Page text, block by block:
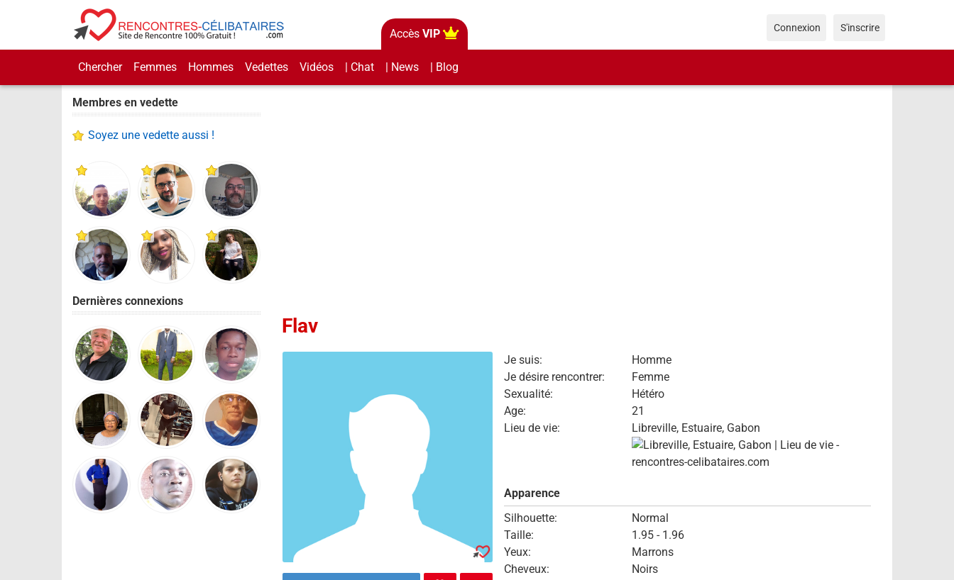
Accès VIP
Chercher Femmes Hommes Vedettes Vidéos | Chat | News | Blog
Connexion S'inscrire
Membres en vedette
Soyez une vedette aussi !
Dernières connexions
Flav
Je suis:
Homme
Je désire rencontrer:
Femme
Sexualité:
Hétéro
Age:
21
Lieu de vie:
Libreville, Estuaire, Gabon
Apparence
Silhouette:
Normal
Taille:
1.95 - 1.96
Yeux:
Marrons
Cheveux:
Noirs